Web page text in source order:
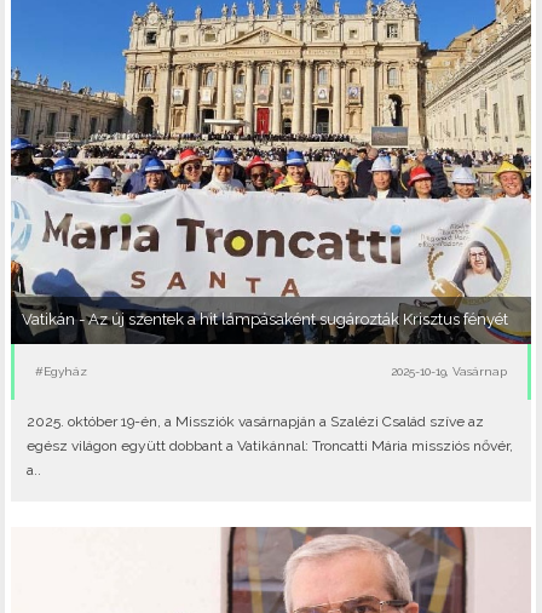
Vatikán - Az új szentek a hit lámpásaként sugározták Krisztus fényét
#Egyház 2025-10-19, Vasárnap
2025. október 19-én, a Missziók vasárnapján a Szalézi Család szíve az
egész világon együtt dobbant a Vatikánnal: Troncatti Mária missziós nővér,
a..